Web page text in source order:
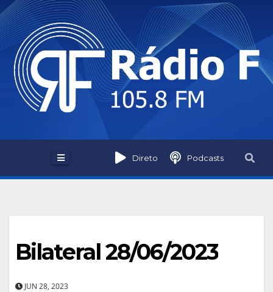
Skip
to
content
Direto Podcasts
Bilateral 28/06/2023
JUN 28, 2023